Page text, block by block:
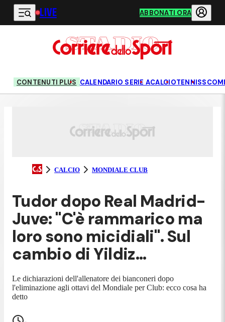
Vai al contenuto principale
LIVE ABBONATI ORA
CONTENUTI PLUS CALENDARIO SERIE ACALCIOTENNIS
CALCIO MONDIALE CLUB
Tudor dopo Real Madrid-
Juve: "C'è rammarico ma
loro sono micidiali". Sul
cambio di Yildiz...
Le dichiarazioni dell'allenatore dei bianconeri dopo
l'eliminazione agli ottavi del Mondiale per Club: ecco cosa ha
detto